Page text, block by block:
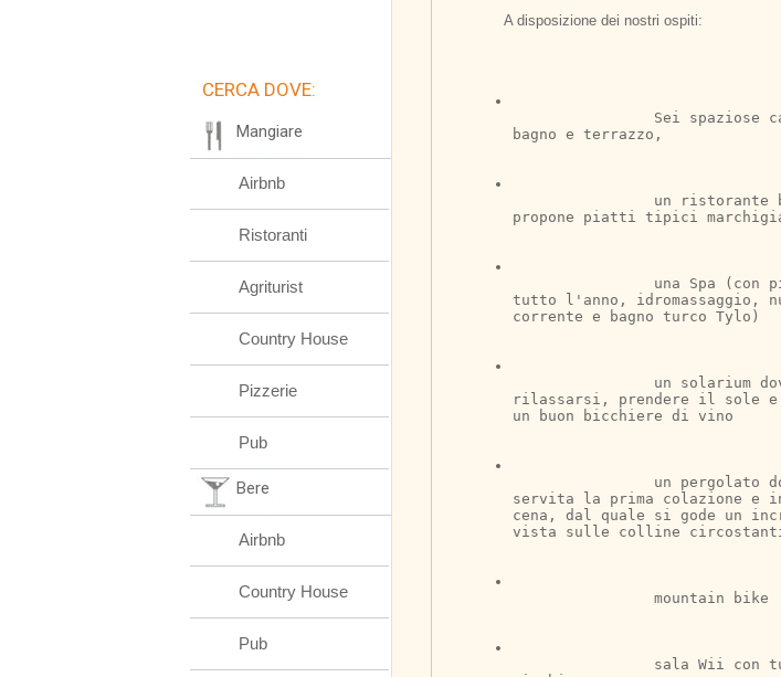
	A disposizione dei nostri ospiti:
bagno e terrazzo,
propone piatti tipici
tutto l'anno, idromassaggio,
corrente e bagno turco Tylo)
rilassarsi, prendere il sole e
un buon bicchiere di vino
servita la prima colazione e
cena, dal quale si gode un
vista sulle colline
		mountain bike
CERCA DOVE:
Mangiare
Airbnb
Ristoranti
Agriturist
Country House
Pizzerie
Pub
Bere
Airbnb
Country House
Pub